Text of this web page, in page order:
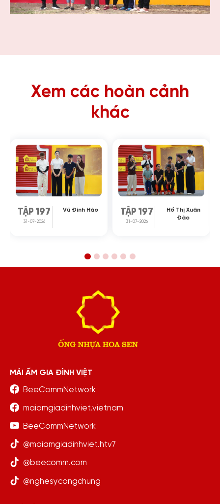
Xem các hoàn cảnh
khác
TẬP 197
31-07-2026
Vũ Đình Hào TẬP 197
31-07-2026
Hồ Thị Xuân
Đào
MÁI ẤM GIA ĐÌNH VIỆT
BeeCommNetwork
maiamgiadinhviet.vietnam
BeeCommNetwork
@maiamgiadinhviet.htv7
@beecomm.com
@nghesycongchung